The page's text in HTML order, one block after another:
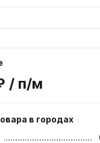
/ п/м
в городах